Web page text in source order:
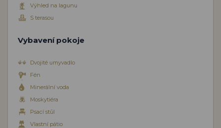
Výhled na lagunu
S terasou
Vybavení pokoje
Dvojité umyvadlo
Fén
Minerální voda
Moskytiéra
Psací stůl
Vlastní pátio